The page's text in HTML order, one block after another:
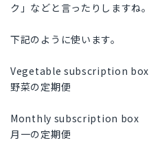
ク」などと言ったりしますね。
下記のように使います。
Vegetable subscription box
野菜の定期便
Monthly subscription box
月一の定期便